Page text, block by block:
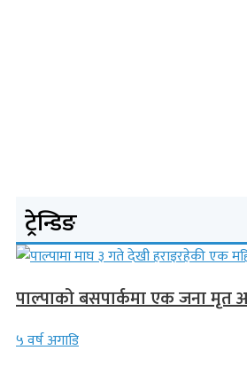
ट्रेन्डिङ
पाल्पाको बसपार्कमा एक जना मृत
५ वर्ष अगाडि